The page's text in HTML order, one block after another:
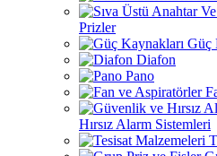
Prizler
Güç
Diafon
Pano
Hırsız Alarm Sistemleri